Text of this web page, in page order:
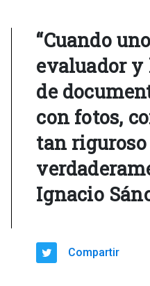
“Cuando
evaluador y
de
con fotos,
tan riguroso
Ignacio
Compartir